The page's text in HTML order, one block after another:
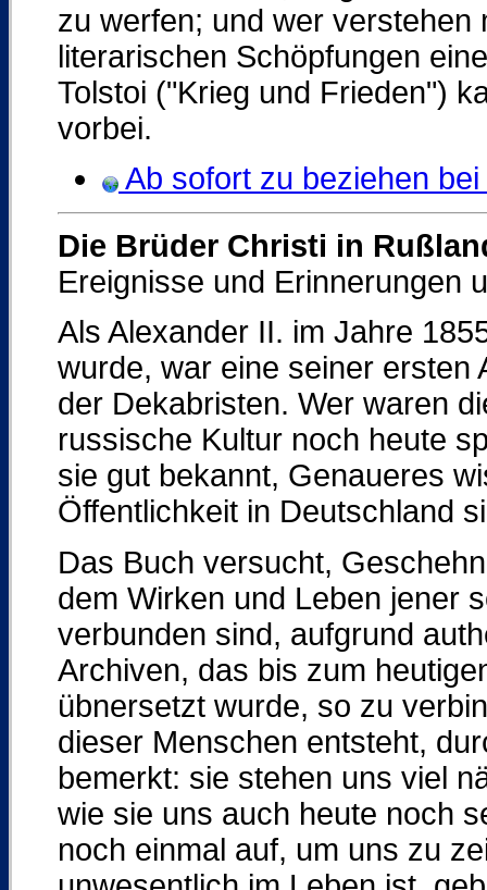
zu werfen; und wer verstehen
literarischen Schöpfungen
Tolstoi ("Krieg und Frieden")
vorbei.
Ab sofort zu beziehen
Die Brüder Christi in
Ereignisse und Erinnerungen
Als Alexander II. im Jahre
wurde, war eine seiner ersten
der Dekabristen. Wer waren
russische Kultur noch heute
sie gut bekannt, Genaueres
Öffentlichkeit in Deutschland
Das Buch versucht,
dem Wirken und Leben jener
verbunden sind, aufgrund
Archiven, das bis zum
übnersetzt wurde, so zu
dieser Menschen entsteht,
bemerkt: sie stehen uns viel
wie sie uns auch heute noch
noch einmal auf, um uns zu